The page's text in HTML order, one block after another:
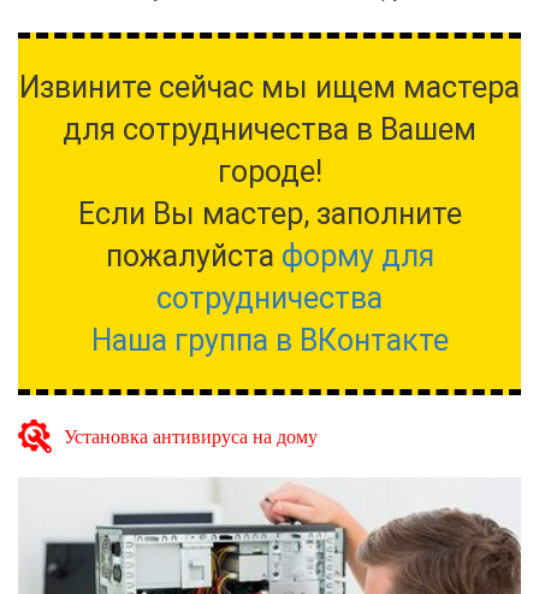
Извините сейчас мы ищем мастера
для сотрудничества в Вашем
городе!
Если Вы мастер, заполните
пожалуйста форму для
сотрудничества
Наша группа в ВКонтакте
Установка антивируса на дому